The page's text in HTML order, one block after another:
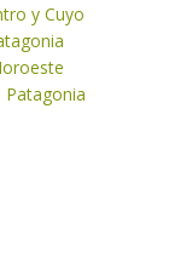
y Cuyo